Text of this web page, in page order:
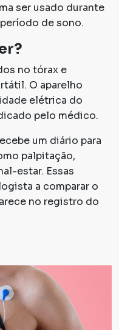
ser usado durante
de sono.
no tórax e
O aparelho
elétrica do
pelo médico.
um diário para
palpitação,
estar. Essas
a comparar o
no registro do